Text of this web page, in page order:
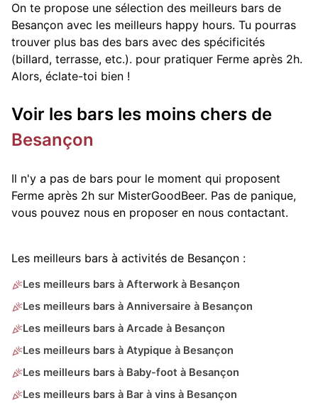
On te propose une sélection des meilleurs bars de
Besançon avec les meilleurs happy hours. Tu pourras
trouver plus bas des bars avec des spécificités
(billard, terrasse, etc.). pour pratiquer Ferme après 2h.
Alors, éclate-toi bien !
Voir les bars les moins chers de
Besançon
Il n'y a pas de bars pour le moment qui proposent
Ferme après 2h sur MisterGoodBeer. Pas de panique,
vous pouvez nous en proposer en nous contactant.
Les meilleurs bars à activités de Besançon :
Les meilleurs bars à Afterwork à Besançon
Les meilleurs bars à Anniversaire à Besançon
Les meilleurs bars à Arcade à Besançon
Les meilleurs bars à Atypique à Besançon
Les meilleurs bars à Baby-foot à Besançon
Les meilleurs bars à Bar à vins à Besançon